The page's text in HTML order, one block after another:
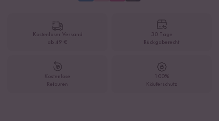
Kostenloser Versand
ab 49 €
30 Tage
Rückgaberecht
Kostenlose
Retouren
100%
Käuferschutz